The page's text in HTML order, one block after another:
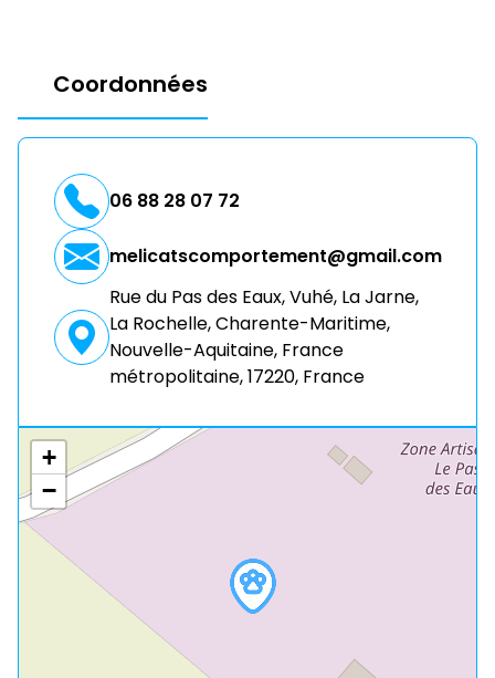
Coordonnées
06 88 28 07 72
melicatscomportement@gmail.com
Rue du Pas des Eaux, Vuhé, La Jarne,
La Rochelle, Charente-Maritime,
Nouvelle-Aquitaine, France
métropolitaine, 17220, France
+
−